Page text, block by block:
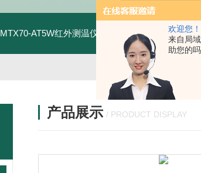
欢迎您！
来自局
助您的
MTX70-AT5W红外测温仪MTX70-AT4W MTX70-
产品展示 / PRODUCT DISPLAY